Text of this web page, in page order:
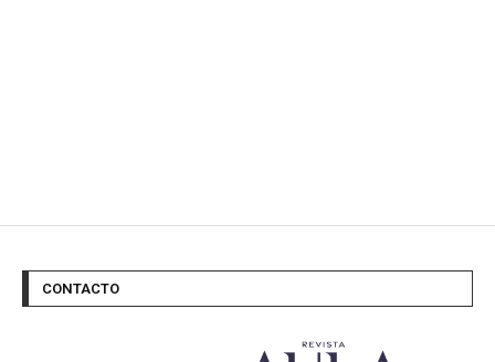
CONTACTO